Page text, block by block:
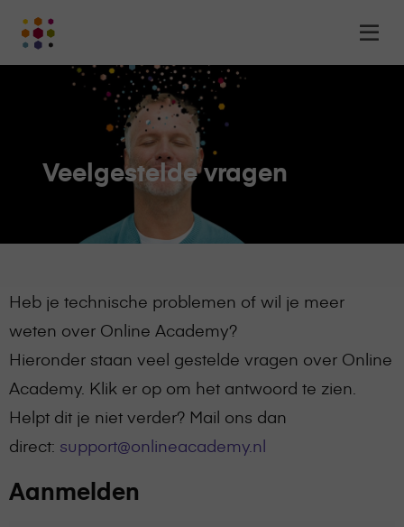
-
het
leerplatform
organisaties
Veelgestelde vragen
Heb je technische problemen of wil je meer
weten over Online Academy?
Hieronder staan veel gestelde vragen over Online
Academy. Klik er op om het antwoord te zien.
Helpt dit je niet verder? Mail ons dan
direct: support@onlineacademy.nl
Aanmelden